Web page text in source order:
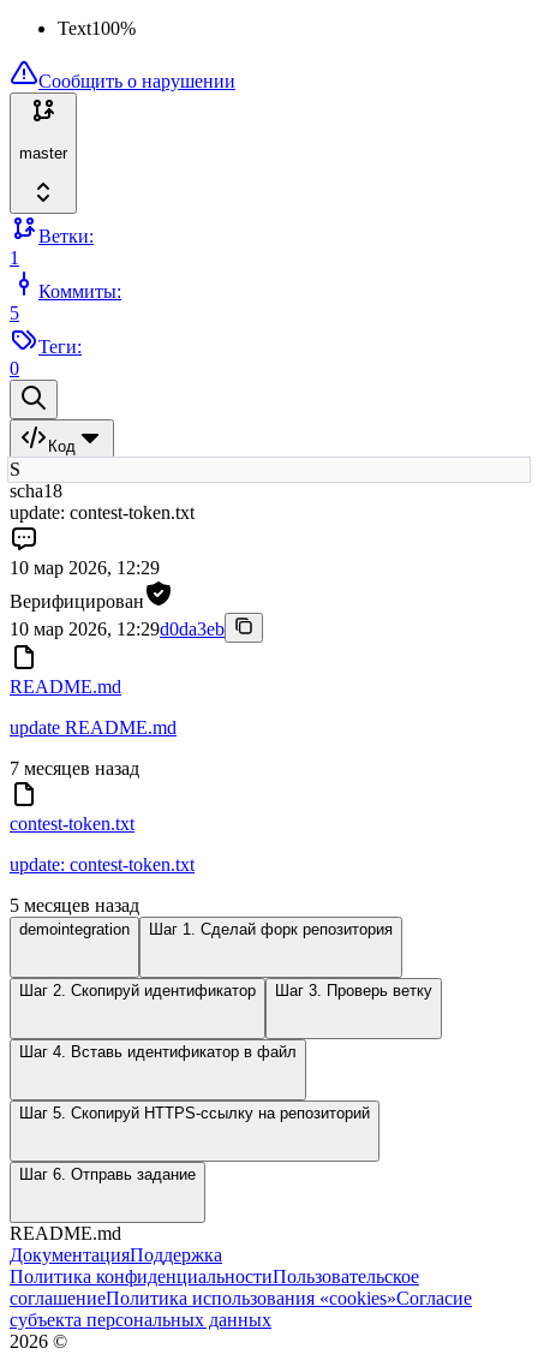
Text100%
Сообщить о нарушении
master
Ветки:
1
Коммиты:
5
Теги:
0
Код
S
scha18
update: contest-token.txt
10 мар 2026, 12:29
Верифицирован
10 мар 2026, 12:29d0da3eb
README.md
update README.md
7 месяцев назад
contest-token.txt
update: contest-token.txt
5 месяцев назад
demointegration Шаг 1. Сделай форк репозитория
Шаг 2. Скопируй идентификатор Шаг 3. Проверь ветку
Шаг 4. Вставь идентификатор в файл
Шаг 5. Скопируй HTTPS-ссылку на репозиторий
Шаг 6. Отправь задание
README.md
ДокументацияПоддержка
Политика конфиденциальностиПользовательское
соглашениеПолитика использования «cookies»Согласие
субъекта персональных данных
2026 ©